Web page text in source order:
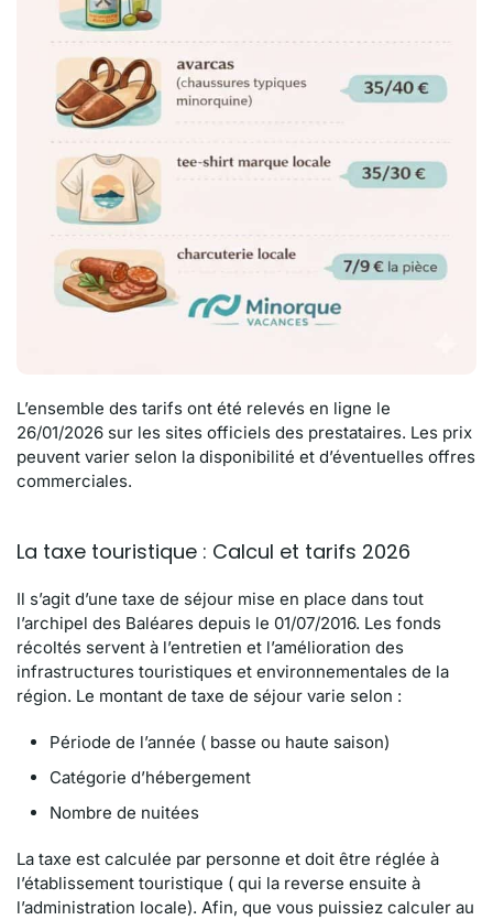
L’ensemble des tarifs ont été relevés en ligne le
26/01/2026 sur les sites officiels des prestataires. Les prix
peuvent varier selon la disponibilité et d’éventuelles offres
commerciales.
La taxe touristique : Calcul et tarifs 2026
Il s’agit d’une taxe de séjour mise en place dans tout
l’archipel des Baléares depuis le 01/07/2016. Les fonds
récoltés servent à l’entretien et l’amélioration des
infrastructures touristiques et environnementales de la
région. Le montant de taxe de séjour varie selon :
Période de l’année ( basse ou haute saison)
Catégorie d’hébergement
Nombre de nuitées
La taxe est calculée par personne et doit être réglée à
l’établissement touristique ( qui la reverse ensuite à
l’administration locale). Afin, que vous puissiez calculer au